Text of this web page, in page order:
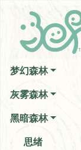
梦幻森林
灰雾森林
黑暗森林
思绪
卡萨蒂